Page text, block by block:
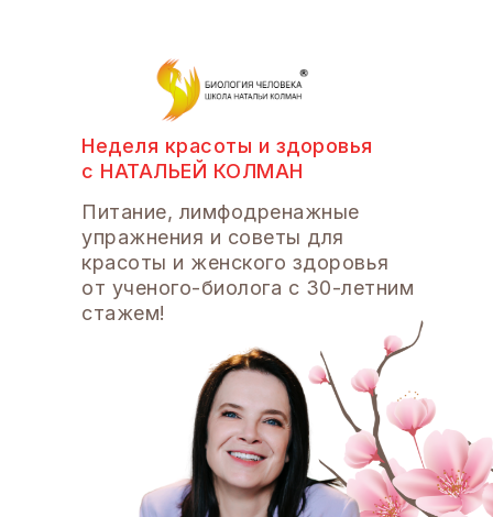
Неделя красоты и здоровья
Питание, лимфодренажные
упражнения и советы для
красоты и женского здоровья
от ученого-биолога с 30-летним
стажем!
с НАТАЛЬЕЙ КОЛМАН